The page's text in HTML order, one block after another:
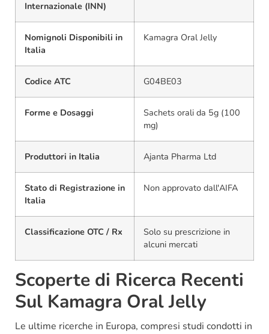
Internazionale (INN)
Nomignoli Disponibili in
Italia
Kamagra Oral Jelly
Codice ATC G04BE03
Forme e Dosaggi
Sachets orali da 5g (100
mg)
Produttori in Italia Ajanta Pharma Ltd
Stato di Registrazione in
Italia
Non approvato dall'AIFA
Classificazione OTC / Rx
Solo su prescrizione in
alcuni mercati
Scoperte di Ricerca Recenti
Sul Kamagra Oral Jelly
Le ultime ricerche in Europa, compresi studi condotti in